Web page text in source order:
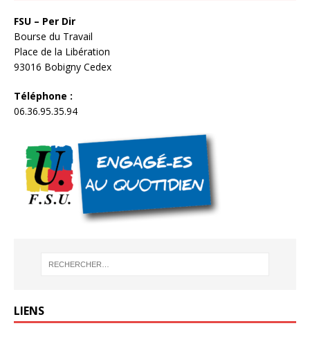
FSU – Per Dir
Bourse du Travail
Place de la Libération
93016 Bobigny Cedex
Téléphone :
06.36.95.35.94
LIENS